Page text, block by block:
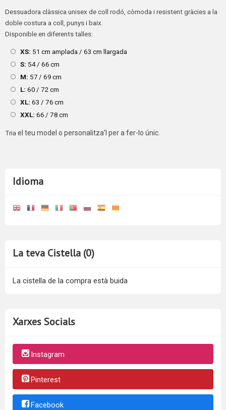
Idioma
La teva Cistella (0)
La cistella de la compra està buida
Xarxes Socials
Instagram
Pinterest
Facebook
Dessuadora clàssica unisex decoll rodó, còmoda iresistentgràcies a la
doblecostura a coll, punysibaix.
Disponibleen diferentstalles:
XS: 51 cm amplada / 63 cm llargada
S: 54 / 66 cm
M: 57 / 69 cm
L: 60 / 72 cm
XL: 63 / 76 cm
XXL: 66 / 78 cm
Tria el teu model o personalitza’l per a fer- lo únic.